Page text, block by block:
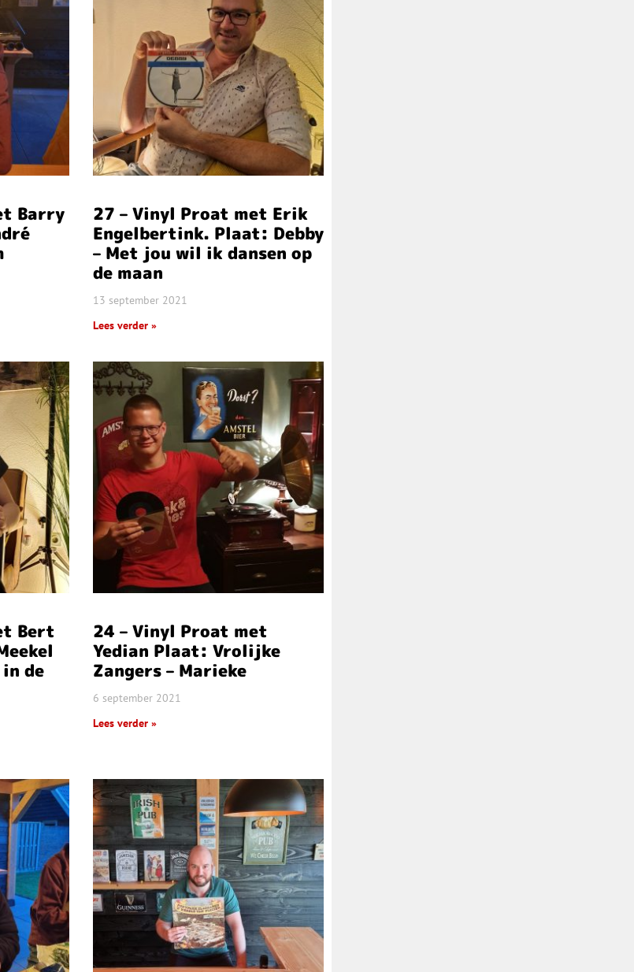
Barry
27 – Vinyl Proat met Erik
Engelbertink. Plaat: Debby
– Met jou wil ik dansen op
de maan
13 september 2021
Lees verder »
Bert
de
24 – Vinyl Proat met
Yedian Plaat: Vrolijke
Zangers – Marieke
6 september 2021
Lees verder »